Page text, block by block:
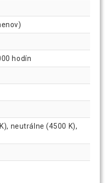
hodín
neutrálne (4500 K),